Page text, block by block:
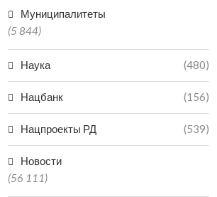
ГАЙДАРБЕК ГАЙДАРБЕКОВ
ПОКИНУЛ ПОСТ
ДАГЕСТАНА
Муниципалитеты
(5 844)
Наука (480)
Нацбанк (156)
Нацпроекты РД (539)
Новости
(56 111)